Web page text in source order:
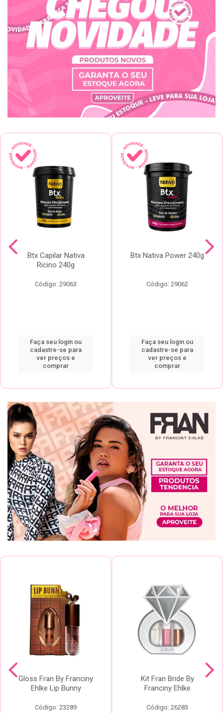
Btx Capilar Nativa
Ricino 240g
Código: 29063
Faça seu login ou
cadastre-se para
ver preços e
comprar
Btx Nativa Power 240g
Código: 29062
Faça seu login ou
cadastre-se para
ver preços e
comprar
Gloss Fran By Franciny
Ehlke Lip Bunny
Código: 23289
Kit Fran Bride By
Franciny Ehlke
Código: 26283